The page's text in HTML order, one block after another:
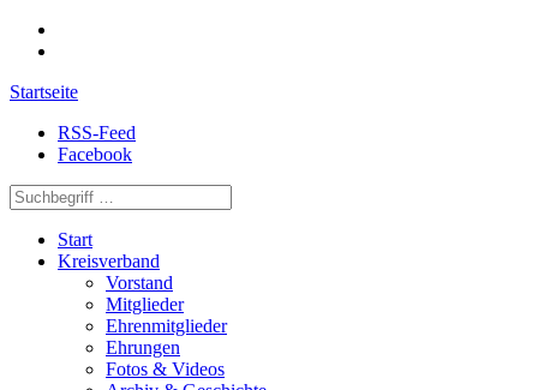
Startseite
RSS-Feed
Facebook
Start
Kreisverband
Vorstand
Mitglieder
Ehrenmitglieder
Ehrungen
Fotos & Videos